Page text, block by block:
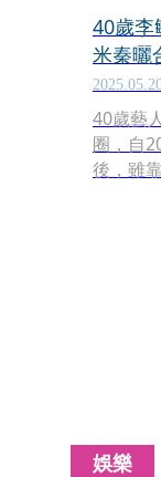
40歲
米秦曬
40歲藝
圈，自
後，雖
娛樂